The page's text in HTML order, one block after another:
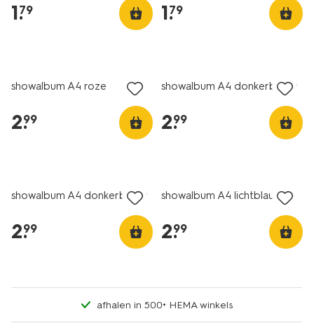
1.
79 1.
79
showalbum A4 roze
2.
99
showalbum A4 donkerblauw
2.
99
showalbum A4 donkerblauw
2.
99
showalbum A4 lichtblauw
2.
99
afhalen in 500+ HEMA winkels